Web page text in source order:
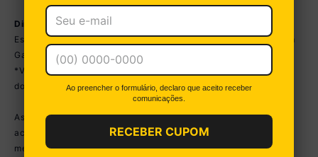
Dimensões do Produto Montado:
Espelheira: Altura: 46,5cm | Largura: 45cm | Profundidade: 14cm
Gabinete: Altura: 80cm | Largura: 45cm | Profundidade: 38,7cm
*Você pode consultar as medidas detalhadas na imagem técnica
do produto.
As cores do produto podem sofrer variações de tonalidade de
acordo com as configurações do seu dispositivo. Imagem
meramente ilustrativa. Objetos decorativos e cuba não
Ao preencher o formulário, declaro que aceito receber
comunicações.
RECEBER CUPOM